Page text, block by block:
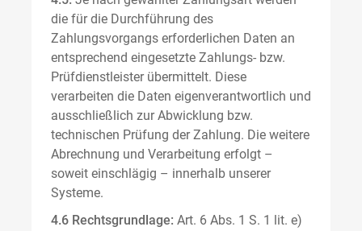
die für die Durchführung des
Zahlungsvorgangs erforderlichen Daten an
entsprechend eingesetzte Zahlungs- bzw.
Prüfdienstleister übermittelt. Diese
verarbeiten die Daten eigenverantwortlich und
ausschließlich zur Abwicklung bzw.
technischen Prüfung der Zahlung. Die weitere
Abrechnung und Verarbeitung erfolgt –
soweit einschlägig – innerhalb unserer
Systeme.
4.6 Rechtsgrundlage: Art. 6 Abs. 1 S. 1 lit. e)